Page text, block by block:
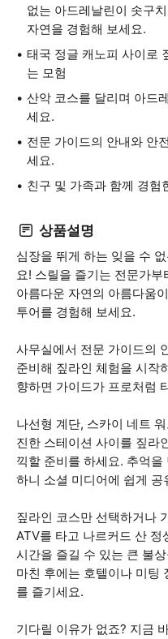
없는 아드레날린이 솟구
자연을 경험해 보세요.
태국 정글 캐노피 사이로
는 모험
산악 코스를 달리며 아드
세요.
전문 가이드의 안내와 안
세요.
친구 및 가족과 함께 경험
상품설명
심장을 뛰게 하는 잊을 수
요! 스릴을 즐기는 전문가
아름다운 자연의 아름다움
투어를 경험해 보세요.
사무실에서 전문 가이드의
준비해 짚라인 체험을 시작
향하면 가이드가 프로처럼
나선형 계단, 스카이 네트
진한 스테이션 사이를 짚라
끽할 준비를 하세요. 추억
하니 소셜 미디어에 쉽게
짚라인 코스만 선택하거나
ATV를 타고 나르커드 산
시간을 즐길 수 있는 큰 불
마친 후에는 호텔이나 미팅
를 즐기세요.
기다릴 이유가 없죠? 지금